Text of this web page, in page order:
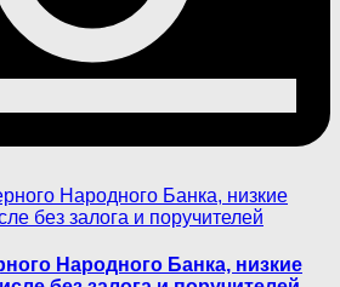
Народного Банка, низкие